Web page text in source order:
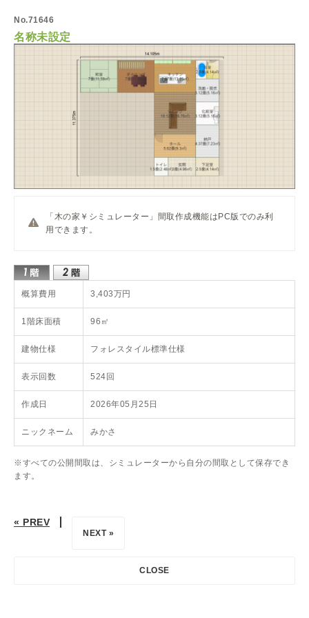
No.71646
名称未設定
「木の家￥シミュレーター」間取作成機能はPC版でのみ利
用できます。
概算費用 3,403万円
1階床面積 96㎡
建物仕様 フォレスタイル標準仕様
表示回数 524回
作成日 2026年05月25日
ニックネーム みかさ
※すべての公開間取は、シミュレーターから自分の間取として保存でき
ます。
« PREV
NEXT »
CLOSE